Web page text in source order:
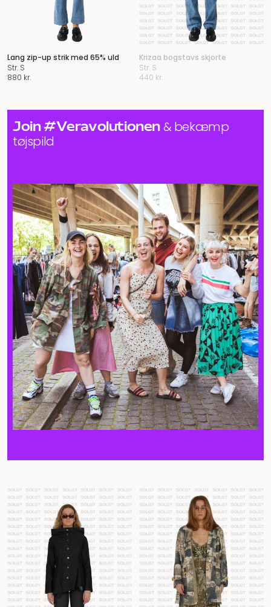
Lang zip-up strik med 65% uld
Str. S
880 kr.
Krizaa bogstavs skjorte
Str. S
440 kr.
Join #Veravolutionen& bekæmp
tøjspild